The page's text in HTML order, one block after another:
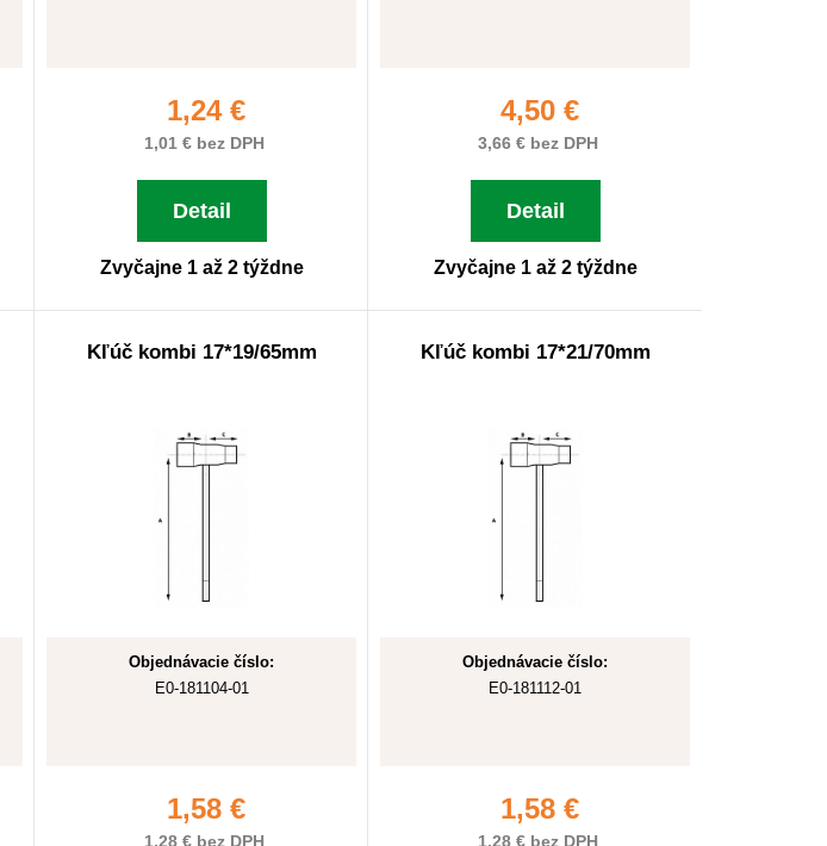
1,24 €
1,01 € bez DPH
Detail
Zvyčajne 1 až 2 týždne
4,50 €
3,66 € bez DPH
Detail
Zvyčajne 1 až 2 týždne
Kľúč kombi 17*19/65mm
Objednávacie číslo:
E0-181104-01
1,58 €
1,28 € bez DPH
Kľúč kombi 17*21/70mm
Objednávacie číslo:
E0-181112-01
1,58 €
1,28 € bez DPH